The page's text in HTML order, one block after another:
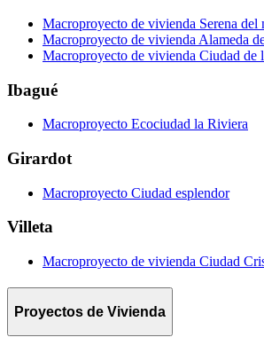
Macroproyecto de vivienda Serena del
Macroproyecto de vivienda Alameda
Macroproyecto de vivienda Ciudad de
Ibagué
Macroproyecto Ecociudad la Riviera
Girardot
Macroproyecto Ciudad esplendor
Villeta
Macroproyecto de vivienda Ciudad
Proyectos de Vivienda